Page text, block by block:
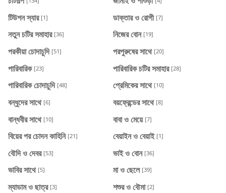
টিউশন স্যার [1] ডাক্তার ও রোগী [7]
নতুন চটির সমাহার [36] নিজের বোন [19]
পরকীয়া চোদাচুদি [51] পরপুরুষের সাথে [20]
পারিবারিক [23] পারিবারিক চটির সমাহার [28]
পারিবারিক চোদাচুদি [48] প্রেমিকের সাথে [10]
বন্ধুদের সাথে [6] বয়ফ্রেন্ডের সাথে [8]
বান্ধবীর সাথে [10] বাবা ও মেয়ে [7]
বিয়ের পর চোদন কাহিনি [21] বেয়াইন ও বেয়াই [1]
বৌদি ও দেবর [53] ভাই ও বোন [36]
ভাবির সাথে [5] মা ও ছেলে [39]
ম্যাডাম ও ছাত্র [3] শশুর ও বৌমা [2]